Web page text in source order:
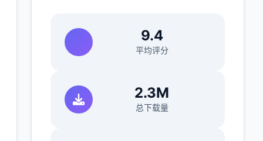
9.4
平均评分
2.3M
总下载量